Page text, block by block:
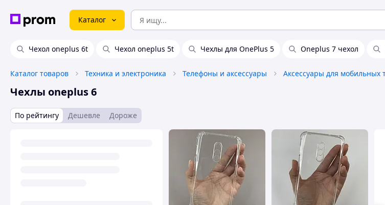
Каталог
Чехол oneplus 6t Чехол oneplus 5t Чехлы для OnePlus 5 Oneplus 7 чехол
Каталог товаров Техника и электроника Телефоны и аксессуары
Чехлы oneplus 6
По рейтингу Дешевле Дороже